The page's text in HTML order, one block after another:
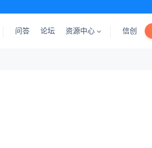
问答 论坛 资源中心 信创